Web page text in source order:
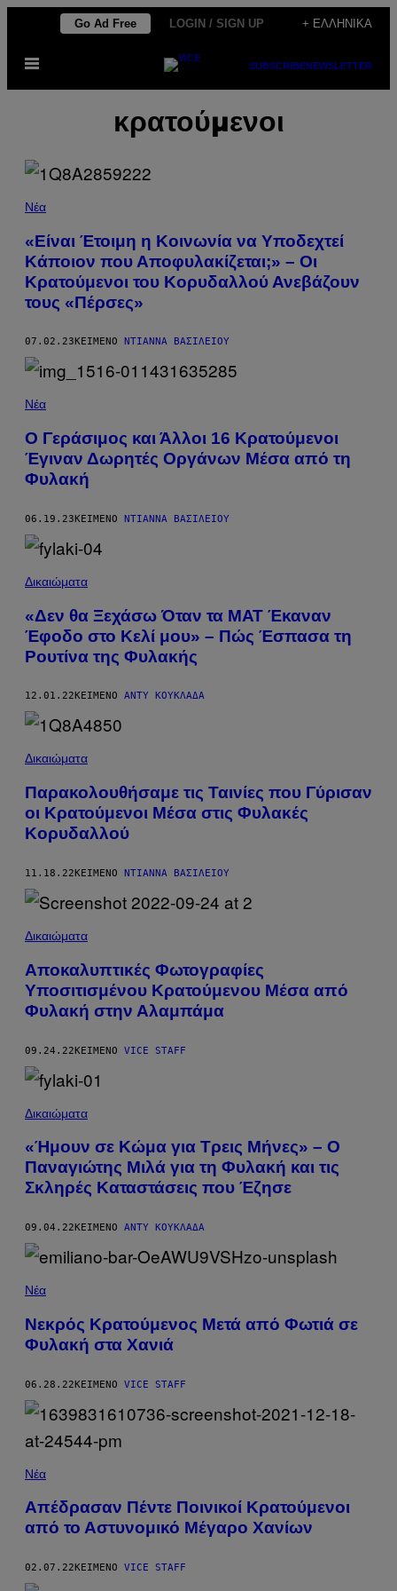
Μετάβαση
περιεχόμενο
Go Ad Free LOGIN / SIGN UP + ΕΛΛΗΝΙΚΆ
Ανοίξτε
μενού
SUBSCRIBENEWSLETTER
κρατούμενοι
Νέα
«Είναι Έτοιμη η Κοινωνία να Υποδεχτεί
Κάποιον που Αποφυλακίζεται;» – Οι
Κρατούμενοι του Κορυδαλλού Ανεβάζουν
τους «Πέρσες»
07.02.23 ΚΕΊΜΕΝΟ ΝΤΙΆΝΝΑ ΒΑΣΙΛΕΊΟΥ
Νέα
Ο Γεράσιμος και Άλλοι 16 Κρατούμενοι
Έγιναν Δωρητές Οργάνων Μέσα από τη
Φυλακή
06.19.23ΚΕΊΜΕΝΟ ΝΤΙΆΝΝΑ ΒΑΣΙΛΕΊΟΥ
Δικαιώματα
«Δεν θα Ξεχάσω Όταν τα ΜΑΤ Έκαναν
Έφοδο στο Κελί μου» – Πώς Έσπασα τη
Ρουτίνα της Φυλακής
12.01.22 ΚΕΊΜΕΝΟ ΆΝΤΥ ΚΟΥΚΛΆΔΑ
Δικαιώματα
Παρακολουθήσαμε τις Ταινίες που Γύρισαν
οι Κρατούμενοι Μέσα στις Φυλακές
Κορυδαλλού
11.18.22ΚΕΊΜΕΝΟ ΝΤΙΆΝΝΑ ΒΑΣΙΛΕΊΟΥ
Δικαιώματα
Αποκαλυπτικές Φωτογραφίες
Υποσιτισμένου Κρατούμενου Μέσα από
Φυλακή στην Αλαμπάμα
09.24.22ΚΕΊΜΕΝΟ VICE STAFF
Δικαιώματα
«Ήμουν σε Κώμα για Τρεις Μήνες» – Ο
Παναγιώτης Μιλά για τη Φυλακή και τις
Σκληρές Καταστάσεις που Έζησε
09.04.22 ΚΕΊΜΕΝΟ ΆΝΤΥ ΚΟΥΚΛΆΔΑ
Νέα
Νεκρός Κρατούμενος Μετά από Φωτιά σε
Φυλακή στα Χανιά
06.28.22ΚΕΊΜΕΝΟ VICE STAFF
Νέα
Απέδρασαν Πέντε Ποινικοί Κρατούμενοι
από το Αστυνομικό Μέγαρο Χανίων
02.07.22 ΚΕΊΜΕΝΟ VICE STAFF